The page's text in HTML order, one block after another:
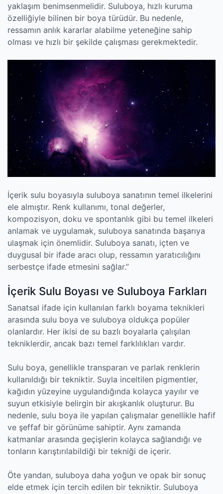
yaklaşım benimsenmelidir. Suluboya, hızlı kuruma
özelliğiyle bilinen bir boya türüdür. Bu nedenle,
ressamın anlık kararlar alabilme yeteneğine sahip
olması ve hızlı bir şekilde çalışması gerekmektedir.
İçerik sulu boyasıyla suluboya sanatının temel ilkelerini
ele almıştır. Renk kullanımı, tonal değerler,
kompozisyon, doku ve spontanlık gibi bu temel ilkeleri
anlamak ve uygulamak, suluboya sanatında başarıya
ulaşmak için önemlidir. Suluboya sanatı, içten ve
duygusal bir ifade aracı olup, ressamın yaratıcılığını
serbestçe ifade etmesini sağlar.”
İçerik Sulu Boyası ve Suluboya Farkları
Sanatsal ifade için kullanılan farklı boyama teknikleri
arasında sulu boya ve suluboya oldukça popüler
olanlardır. Her ikisi de su bazlı boyalarla çalışılan
tekniklerdir, ancak bazı temel farklılıkları vardır.
Sulu boya, genellikle transparan ve parlak renklerin
kullanıldığı bir tekniktir. Suyla inceltilen pigmentler,
kağıdın yüzeyine uygulandığında kolayca yayılır ve
suyun etkisiyle belirgin bir akışkanlık oluşturur. Bu
nedenle, sulu boya ile yapılan çalışmalar genellikle hafif
ve şeffaf bir görünüme sahiptir. Aynı zamanda
katmanlar arasında geçişlerin kolayca sağlandığı ve
tonların karıştırılabildiği bir tekniği de içerir.
Öte yandan, suluboya daha yoğun ve opak bir sonuç
elde etmek için tercih edilen bir tekniktir. Suluboya